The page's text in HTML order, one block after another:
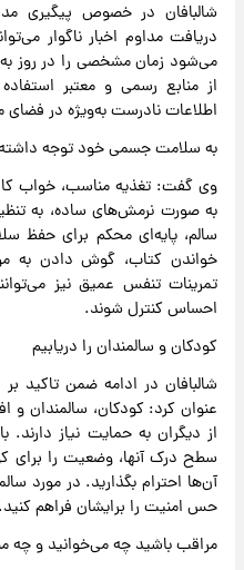
شالبافان در خصوص پیگیری
دریافت مداوم اخبار ناگوار
می‌شود زمان مشخصی را در روز
از منابع رسمی و معتبر
اطلاعات نادرست به‌ویژه در فضای
به سلامت جسمی خود توجه
وی گفت: تغذیه مناسب، خواب
به صورت نرمش‌های ساده، به
سالم، پایه‌ای محکم برای حفظ
خواندن کتاب، گوش دادن به
تمرینات تنفس عمیق نیز
احساس کنترل شوند.
کودکان و سالمندان را دریابیم
شالبافان در ادامه ضمن تاکید
عنوان کرد: کودکان، سالمندان و
از دیگران به حمایت نیاز
سطح درک آنها، وضعیت را برای
آن‌ها احترام بگذارید. در مورد
حس امنیت را برایشان فراهم کنید.
مراقب باشید چه می‌خوانید و چه